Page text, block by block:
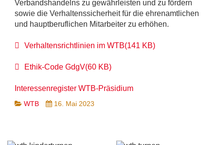
Verbandshandelns zu gewährleisten und zu fördern
sowie die Verhaltenssicherheit für die ehrenamtlichen
und hauptberuflichen Mitarbeiter zu erhöhen.
pdf
Verhaltensrichtlinien im WTB(141 KB)
pdf
Ethik-Code GdgV(60 KB)
Interessenregister WTB-Präsidium
WTB 16. Mai 2023